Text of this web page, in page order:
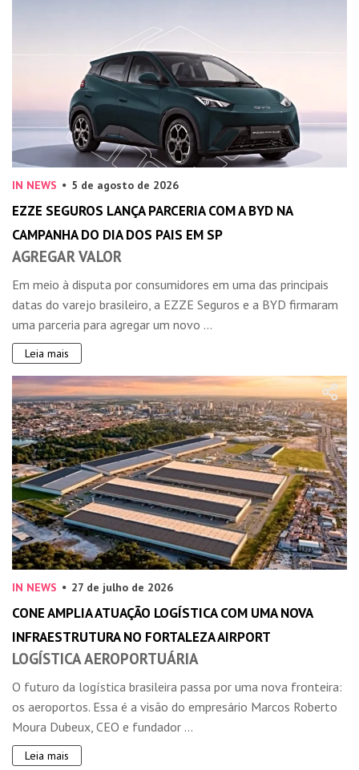
IN NEWS 5 de agosto de 2026
EZZE SEGUROS LANÇA PARCERIA COM A BYD NA
CAMPANHA DO DIA DOS PAIS EM SP
AGREGAR VALOR
Em meio à disputa por consumidores em uma das principais
datas do varejo brasileiro, a EZZE Seguros e a BYD firmaram
uma parceria para agregar um novo ...
Leia mais
IN NEWS 27 de julho de 2026
CONE AMPLIA ATUAÇÃO LOGÍSTICA COM UMA NOVA
INFRAESTRUTURA NO FORTALEZA AIRPORT
LOGÍSTICA AEROPORTUÁRIA
O futuro da logística brasileira passa por uma nova fronteira:
os aeroportos. Essa é a visão do empresário Marcos Roberto
Moura Dubeux, CEO e fundador ...
Leia mais